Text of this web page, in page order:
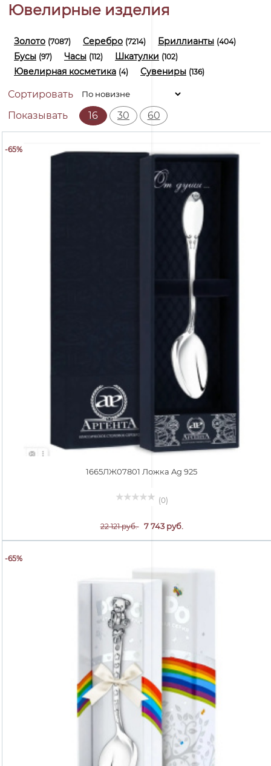
Ювелирные изделия
Золото (7087) Серебро (7214) Бриллианты (404)
Бусы (97) Часы (112) Шкатулки (102)
Ювелирная косметика (4) Сувениры (136)
Сортировать
Показывать
16 30 60
-65%
1665ЛЖ07801 Ложка Ag 925
(0)
22 121 руб. 7 743 руб.
-65%